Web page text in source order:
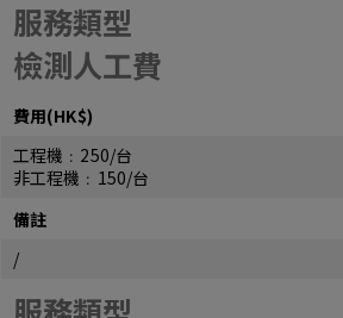
服務類型
檢測人工費
費用(HK$)
工程機﹕250/台
非工程機﹕150/台
備註
/